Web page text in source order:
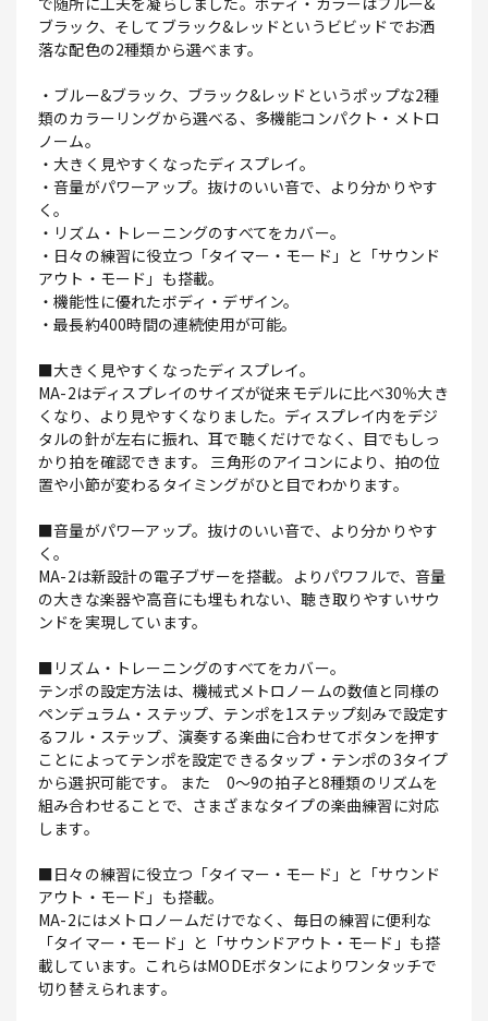
ブラック、そしてブラック&レッドというビビッドでお洒
落な配色の2種類から選べます。
・ブルー&ブラック、ブラック&レッドというポップな2種
類のカラーリングから選べる、多機能コンパクト・メトロ
ノーム。
・大きく見やすくなったディスプレイ。
・音量がパワーアップ。抜けのいい音で、より分かりやす
く。
・リズム・トレーニングのすべてをカバー。
・日々の練習に役立つ「タイマー・モード」と「サウンド
アウト・モード」も搭載。
・機能性に優れたボディ・デザイン。
・最長約400時間の連続使用が可能。
■大きく見やすくなったディスプレイ。
MA-2はディスプレイのサイズが従来モデルに比べ30％大き
くなり、より見やすくなりました。ディスプレイ内をデジ
タルの針が左右に振れ、耳で聴くだけでなく、目でもしっ
かり拍を確認できます。 三角形のアイコンにより、拍の位
置や小節が変わるタイミングがひと目でわかります。
■音量がパワーアップ。抜けのいい音で、より分かりやす
く。
MA-2は新設計の電子ブザーを搭載。よりパワフルで、音量
の大きな楽器や高音にも埋もれない、聴き取りやすいサウ
ンドを実現しています。
■リズム・トレーニングのすべてをカバー。
テンポの設定方法は、機械式メトロノームの数値と同様の
ペンデュラム・ステップ、テンポを1ステップ刻みで設定す
るフル・ステップ、演奏する楽曲に合わせてボタンを押す
ことによってテンポを設定できるタップ・テンポの3タイプ
から選択可能です。 また 0～9の拍子と8種類のリズムを
組み合わせることで、さまざまなタイプの楽曲練習に対応
します。
■日々の練習に役立つ「タイマー・モード」と「サウンド
アウト・モード」も搭載。
MA-2にはメトロノームだけでなく、毎日の練習に便利な
「タイマー・モード」と「サウンドアウト・モード」も搭
載しています。これらはMODEボタンによりワンタッチで
切り替えられます。